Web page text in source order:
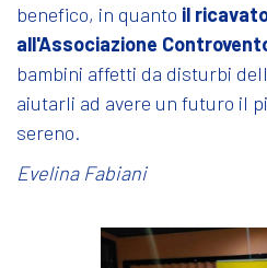
benefico, in quanto il
all'Associazione
bambini affetti da disturbi
aiutarli ad avere un futuro il
sereno.
Evelina Fabiani